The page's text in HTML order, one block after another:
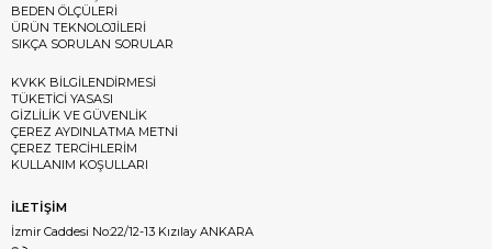
BEDEN ÖLÇÜLERİ
ÜRÜN TEKNOLOJİLERİ
SIKÇA SORULAN SORULAR
KVKK BİLGİLENDİRMESİ
TÜKETİCİ YASASI
GİZLİLİK VE GÜVENLİK
ÇEREZ AYDINLATMA METNİ
ÇEREZ TERCİHLERİM
KULLANIM KOŞULLARI
İLETİŞİM
İzmir Caddesi No:22/12-13 Kızılay ANKARA